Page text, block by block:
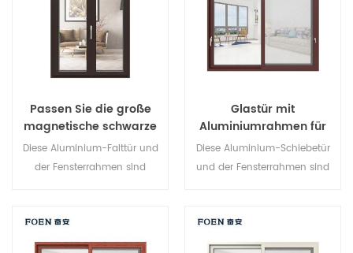
architektonische
Anforderungen.
Passen Sie die große
magnetische schwarze
Falttür an. Dauerhafter
Gebrauch
Diese Aluminium-Falttür und
der Fensterrahmen sind
Diebstahlsicherung sind
hervorragend. Verschiedene
Glastür mit
Aluminiumrahmen für
internes Badezimmer
Diese Aluminium-Schiebetür
und der Fensterrahmen sind
Diebstahlsicherung sind
hervorragend. Verschiedene